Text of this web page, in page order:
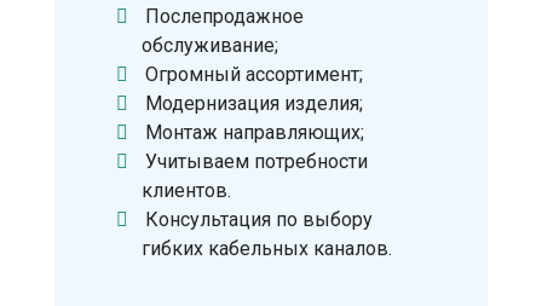
Послепродажное
обслуживание;
Огромный ассортимент;
Модернизация изделия;
Монтаж направляющих;
Учитываем потребности
клиентов.
Консультация по выбору
гибких кабельных каналов.